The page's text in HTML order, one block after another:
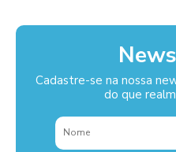
Cadastre-se na nossa
do que